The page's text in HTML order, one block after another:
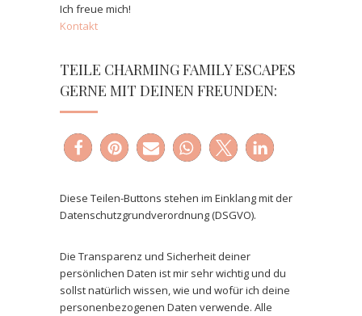
Ich freue mich!
Kontakt
TEILE CHARMING FAMILY ESCAPES
GERNE MIT DEINEN FREUNDEN:
Diese Teilen-Buttons stehen im Einklang mit der
Datenschutzgrundverordnung (DSGVO).
Die Transparenz und Sicherheit deiner
persönlichen Daten ist mir sehr wichtig und du
sollst natürlich wissen, wie und wofür ich deine
personenbezogenen Daten verwende. Alle